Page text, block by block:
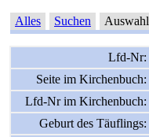
Alles Suchen Auswahl
Lfd-Nr:
Seite im Kirchenbuch:
Lfd-Nr im Kirchenbuch:
Geburt des Täuflings: